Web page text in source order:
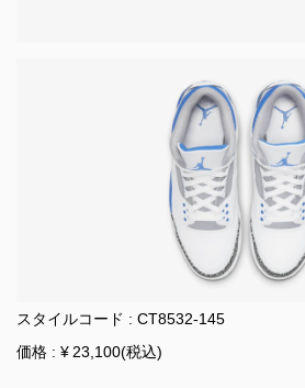
スタイルコード : CT8532-145
価格 : ¥ 23,100(税込)